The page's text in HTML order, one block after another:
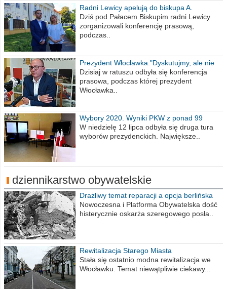
Radni Lewicy apelują do biskupa A.
Wiesława Meringa
Dziś pod Pałacem Biskupim radni Lewicy
zorganizowali konferencję prasową,
podczas..
Prezydent Włocławka:"Dyskutujmy, ale nie
obrażajmy się”
Dzisiaj w ratuszu odbyła się konferencja
prasowa, podczas której prezydent
Włocławka..
Wybory 2020. Wyniki PKW z ponad 99
procent obwodów
W niedzielę 12 lipca odbyła się druga tura
wyborów prezydenckich. Największe..
dziennikarstwo obywatelskie
Drażliwy temat reparacji a opcja berlińska
Nowoczesna i Platforma Obywatelska dość
histerycznie oskarża szeregowego posła..
Rewitalizacja Starego Miasta
Stała się ostatnio modna rewitalizacja we
Włocławku. Temat niewątpliwie ciekawy...